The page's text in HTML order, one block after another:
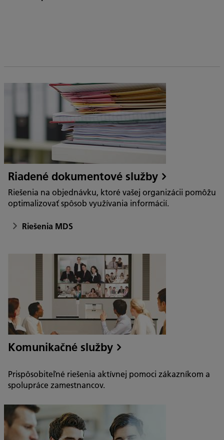
Riadené dokumentové služby
Riešenia na objednávku, ktoré vašej organizácii pomôžu
optimalizovať spôsob využívania informácií.
Riešenia MDS
Komunikačné služby
Prispôsobiteľné riešenia aktívnej pomoci zákazníkom a
spolupráce zamestnancov.